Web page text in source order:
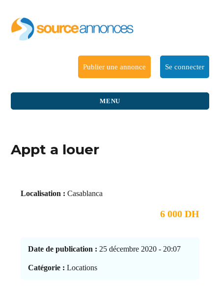
Publier une annonce Se connecter
MENU
Appt a louer
Localisation : Casablanca
6 000 DH
Date de publication : 25 décembre 2020 - 20:07
Catégorie : Locations